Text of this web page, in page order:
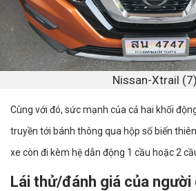
Nissan-Xtrail (7)
Cùng với đó, sức mạnh của cả hai khối
truyền tới bánh thông qua hộp số biến
xe còn đi kèm hệ dẫn động 1 cầu hoặc 2
Lái thử/đánh giá của người